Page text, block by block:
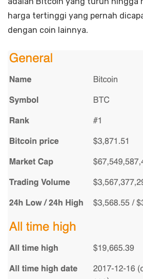
harga tertinggi yang pernah
dengan coin lainnya.